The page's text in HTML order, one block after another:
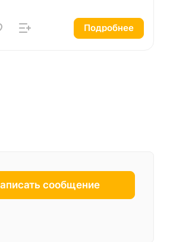
Подробнее
сообщение